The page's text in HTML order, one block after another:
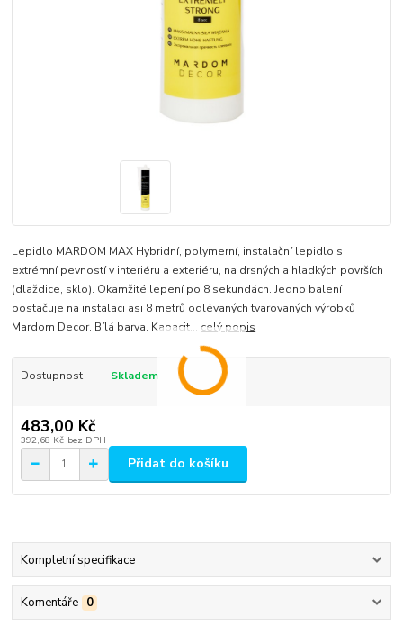
Lepidlo MARDOM MAX Hybridní, polymerní, instalační lepidlo s
extrémní pevností v interiéru a exteriéru, na drsných a hladkých površích
(dlaždice, sklo). Okamžité lepení po 8 sekundách. Jedno balení
postačuje na instalaci asi 8 metrů odlévaných tvarovaných výrobků
Mardom Decor. Bílá barva. Kapacit... celý popis
Dostupnost Skladem
483,00 Kč
392,68 Kč bez DPH
Přidat do košíku
Kompletní specifikace
Komentáře 0